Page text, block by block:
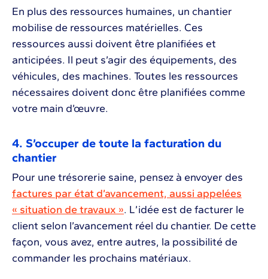
En plus des ressources humaines, un chantier
mobilise de ressources matérielles. Ces
ressources aussi doivent être planifiées et
anticipées. Il peut s’agir des équipements, des
véhicules, des machines. Toutes les ressources
nécessaires doivent donc être planifiées comme
votre main d’œuvre.
4. S’occuper de toute la facturation du
chantier
Pour une trésorerie saine, pensez à envoyer des
factures par état d’avancement, aussi appelées
« situation de travaux ». L’idée est de facturer le
client selon l’avancement réel du chantier. De cette
façon, vous avez, entre autres, la possibilité de
commander les prochains matériaux.